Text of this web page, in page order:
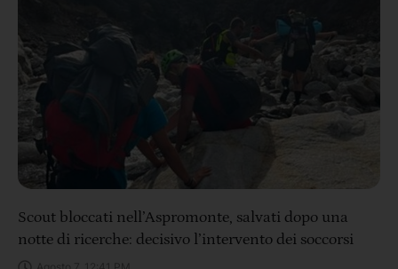
Scout bloccati nell’Aspromonte, salvati dopo una
notte di ricerche: decisivo l’intervento dei soccorsi